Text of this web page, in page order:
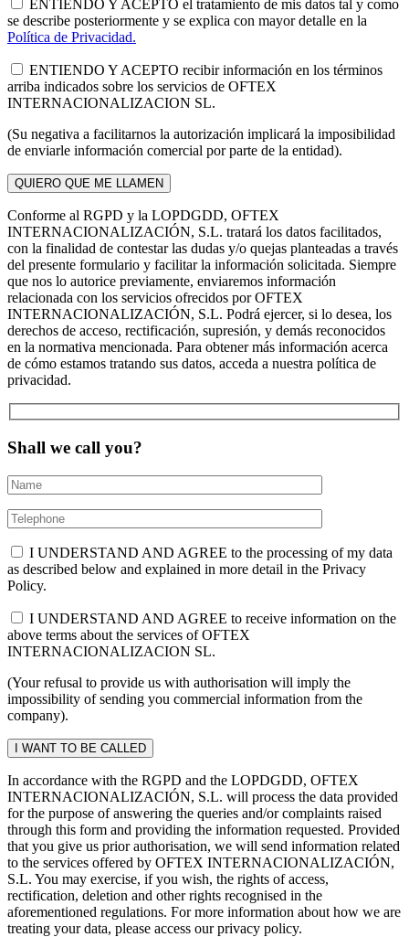
ENTIENDO Y ACEPTO el tratamiento de mis datos tal y como
se describe posteriormente y se explica con mayor detalle en la
Política de Privacidad.
ENTIENDO Y ACEPTO recibir información en los términos
arriba indicados sobre los servicios de OFTEX
INTERNACIONALIZACION SL.
(Su negativa a facilitarnos la autorización implicará la imposibilidad
de enviarle información comercial por parte de la entidad).
Conforme al RGPD y la LOPDGDD, OFTEX
INTERNACIONALIZACIÓN, S.L. tratará los datos facilitados,
con la finalidad de contestar las dudas y/o quejas planteadas a través
del presente formulario y facilitar la información solicitada. Siempre
que nos lo autorice previamente, enviaremos información
relacionada con los servicios ofrecidos por OFTEX
INTERNACIONALIZACIÓN, S.L. Podrá ejercer, si lo desea, los
derechos de acceso, rectificación, supresión, y demás reconocidos
en la normativa mencionada. Para obtener más información acerca
de cómo estamos tratando sus datos, acceda a nuestra política de
privacidad.
Shall we call you?
I UNDERSTAND AND AGREE to the processing of my data
as described below and explained in more detail in the Privacy
Policy.
I UNDERSTAND AND AGREE to receive information on the
above terms about the services of OFTEX
INTERNACIONALIZACION SL.
(Your refusal to provide us with authorisation will imply the
impossibility of sending you commercial information from the
company).
In accordance with the RGPD and the LOPDGDD, OFTEX
INTERNACIONALIZACIÓN, S.L. will process the data provided
for the purpose of answering the queries and/or complaints raised
through this form and providing the information requested. Provided
that you give us prior authorisation, we will send information related
to the services offered by OFTEX INTERNACIONALIZACIÓN,
S.L. You may exercise, if you wish, the rights of access,
rectification, deletion and other rights recognised in the
aforementioned regulations. For more information about how we are
treating your data, please access our privacy policy.